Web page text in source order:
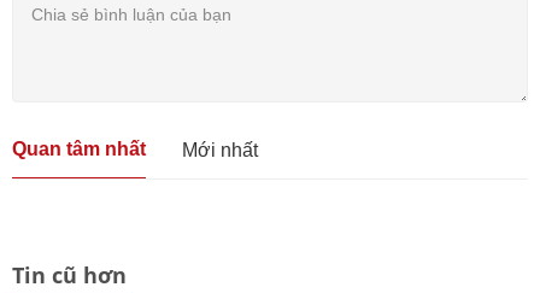
Quan tâm nhất Mới nhất
Tin cũ hơn